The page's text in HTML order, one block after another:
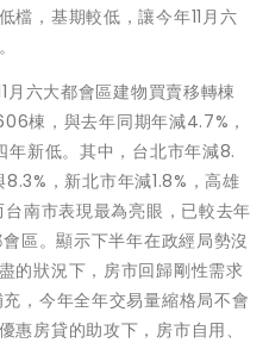
檔，基期較低，讓今年11月六
月六大都會區建物買賣移轉棟
棟，與去年同期年減4.7%，
年新低。其中，台北市年減8.
，新北市年減1.8%，高雄
南市表現最為亮眼，已較去年
區。顯示下半年在政經局勢沒
的狀況下，房市回歸剛性需求
，今年全年交易量縮格局不會
惠房貸的助攻下，房市自用、